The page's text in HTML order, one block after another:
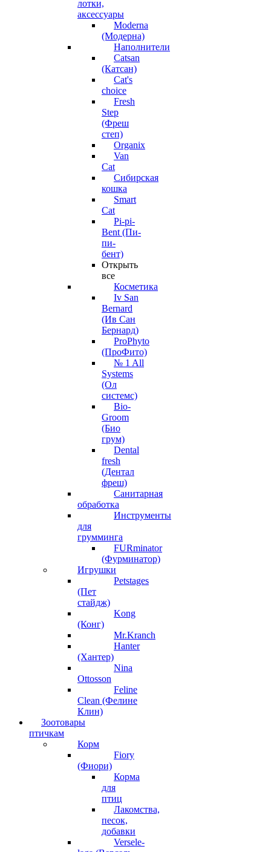
лотки,
аксессуары
Moderna
(Модерна)
Наполнители
Catsan
(Катсан)
Cat's
choice
Fresh
Step
(Фреш
степ)
Organix
Van
Cat
Сибирская
кошка
Smart
Cat
Pi-pi-
Bent (Пи-
пи-
бент)
Открыть
все
Косметика
Iv San
Bernard
(Ив Сан
Бернард)
ProPhyto
(ПроФито)
№ 1 All
Systems
(Ол
системс)
Bio-
Groom
(Био
грум)
Dental
fresh
(Дентал
фреш)
Санитарная
обработка
Инструменты
для
грумминга
FURminator
(Фурминатор)
Игрушки
Petstages
(Пет
стайдж)
Kong
(Конг)
Mr.Kranch
Hanter
(Хантер)
Nina
Ottosson
Feline
Clean (Фелине
Клин)
Зоотовары
птичкам
Корм
Fiory
(Фиори)
Корма
для
птиц
Лакомства,
песок,
добавки
Versele-